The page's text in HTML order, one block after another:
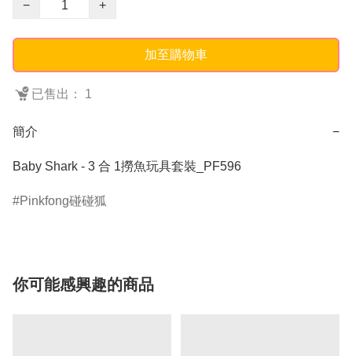
− +
加至購物車
已售出： 1
簡介 −
Baby Shark - 3 合 1撈魚玩具套裝_PF596
Pinkfong碰碰狐
你可能感興趣的商品